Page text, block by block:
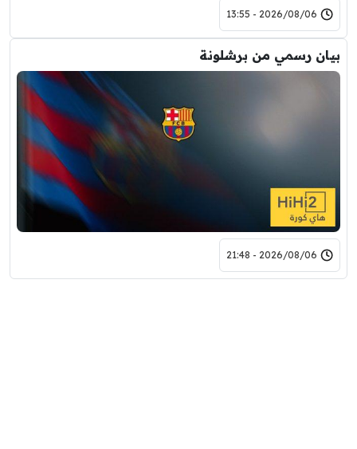
2026/08/06 - 13:55
بيان رسمي من برشلونة
2026/08/06 - 21:48